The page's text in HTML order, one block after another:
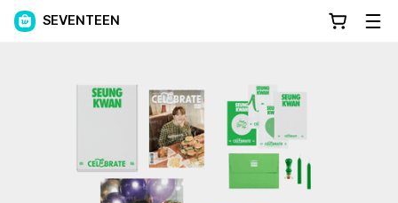
SEVENTEEN